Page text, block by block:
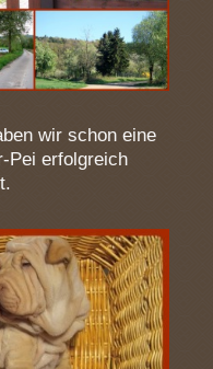
wir schon eine
Pei erfolgreich